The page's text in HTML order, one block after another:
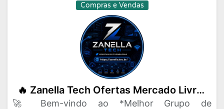
Compras e Vendas
🔥 Zanella Tech Ofertas Mercado Livre e Shopee 🔥
🚀 Bem-vindo ao *Melhor Grupo de